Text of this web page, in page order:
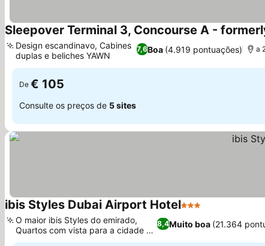
Sleepover Terminal 3, Concourse A -
7,6Boa (4.919 pontuações)
Design escandinavo, Cabines
duplas e beliches YAWN
a
De € 105
Consulte os preços de 5 sites
ibis Styles Dubai Airport Hotel3 Estrelas
8,4Muito boa (21.364
O maior ibis Styles do emirado,
Quartos com vista para a cidade ou
piscina